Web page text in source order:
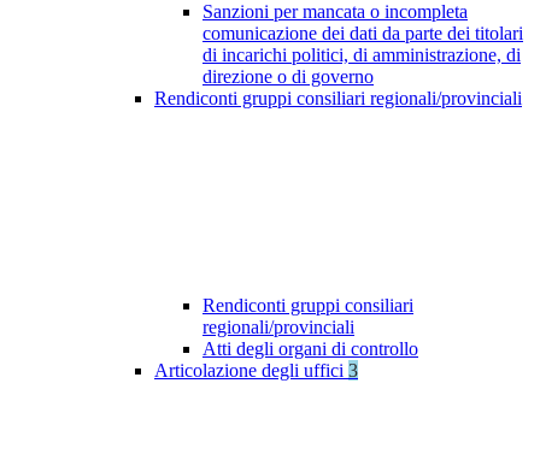
Sanzioni per mancata o incompleta
comunicazione dei dati da parte dei titolari
di incarichi politici, di amministrazione, di
direzione o di governo
Rendiconti gruppi consiliari regionali/provinciali
Rendiconti gruppi consiliari
regionali/provinciali
Atti degli organi di controllo
Articolazione degli uffici 3